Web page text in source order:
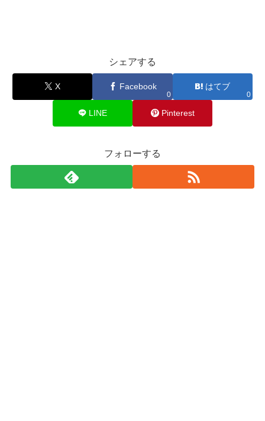
シェアする
X Facebook
0
はてブ
0
LINE Pinterest
フォローする